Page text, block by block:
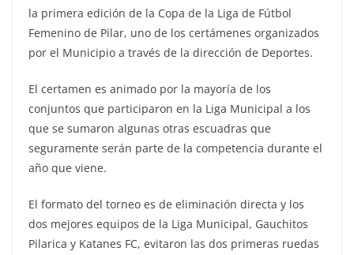
la primera edición de la Copa de la Liga de Fútbol
Femenino de Pilar, uno de los certámenes organizados
por el Municipio a través de la dirección de Deportes.
El certamen es animado por la mayoría de los
conjuntos que participaron en la Liga Municipal a los
que se sumaron algunas otras escuadras que
seguramente serán parte de la competencia durante el
año que viene.
El formato del torneo es de eliminación directa y los
dos mejores equipos de la Liga Municipal, Gauchitos
Pilarica y Katanes FC, evitaron las dos primeras ruedas